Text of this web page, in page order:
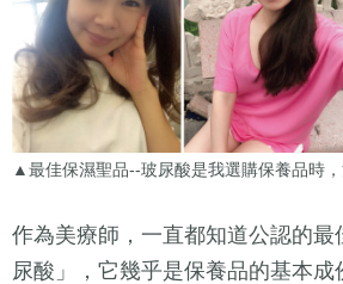
▲最佳保濕聖品--玻尿酸是我選購保養品時，
作為美療師，一直都知道公認的最
尿酸」，它幾乎是保養品的基本成